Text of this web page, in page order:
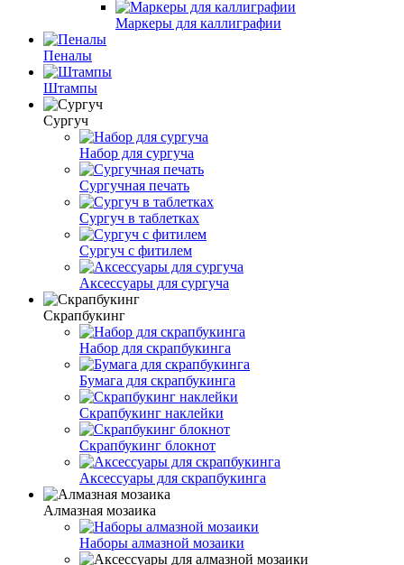
Маркеры для каллиграфии
Пеналы
Штампы
Сургуч
Набор для сургуча
Сургучная печать
Сургуч в таблетках
Сургуч с фитилем
Аксессуары для сургуча
Скрапбукинг
Набор для скрапбукинга
Бумага для скрапбукинга
Скрапбукинг наклейки
Скрапбукинг блокнот
Аксессуары для скрапбукинга
Алмазная мозаика
Наборы алмазной мозаики